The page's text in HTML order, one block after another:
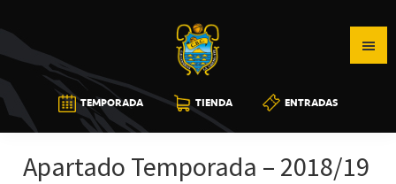
a
la
navegación
principal
al
contenido
principal
a
la
barra
lateral
principal
CB
CANARIAS
TEMPORADA TIENDA ENTRADAS
Apartado Temporada – 2018/19